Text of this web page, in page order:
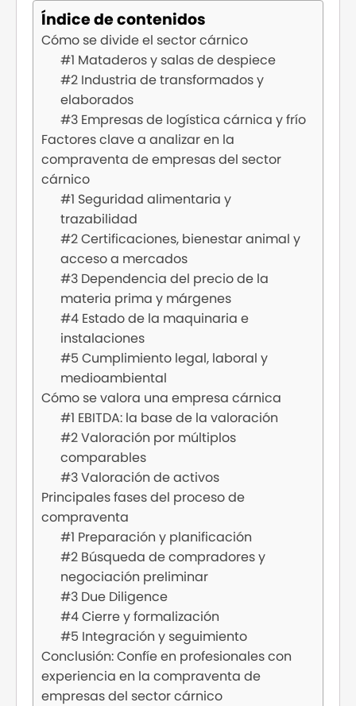
Índice de contenidos
Cómo se divide el sector cárnico
#1 Mataderos y salas de despiece
#2 Industria de transformados y
elaborados
#3 Empresas de logística cárnica y frío
Factores clave a analizar en la
compraventa de empresas del sector
cárnico
#1 Seguridad alimentaria y
trazabilidad
#2 Certificaciones, bienestar animal y
acceso a mercados
#3 Dependencia del precio de la
materia prima y márgenes
#4 Estado de la maquinaria e
instalaciones
#5 Cumplimiento legal, laboral y
medioambiental
Cómo se valora una empresa cárnica
#1 EBITDA: la base de la valoración
#2 Valoración por múltiplos
comparables
#3 Valoración de activos
Principales fases del proceso de
compraventa
#1 Preparación y planificación
#2 Búsqueda de compradores y
negociación preliminar
#3 Due Diligence
#4 Cierre y formalización
#5 Integración y seguimiento
Conclusión: Confíe en profesionales con
experiencia en la compraventa de
empresas del sector cárnico